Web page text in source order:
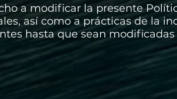
a modificar la presente
así como a prácticas de la
hasta que sean